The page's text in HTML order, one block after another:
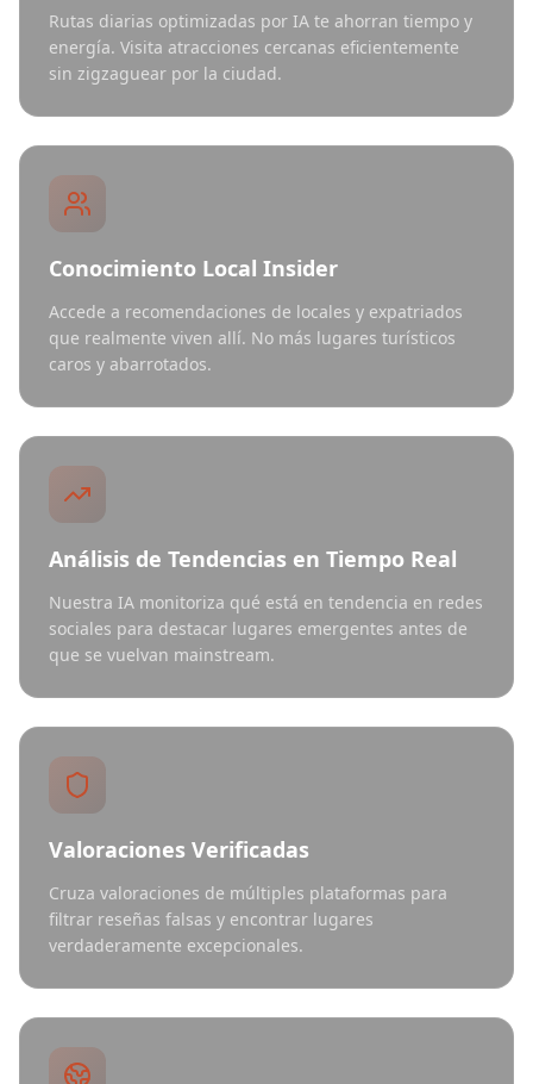
Rutas diarias optimizadas por IA te ahorran tiempo y
energía. Visita atracciones cercanas eficientemente
sin zigzaguear por la ciudad.
Conocimiento Local Insider
Accede a recomendaciones de locales y expatriados
que realmente viven allí. No más lugares turísticos
caros y abarrotados.
Análisis de Tendencias en Tiempo Real
Nuestra IA monitoriza qué está en tendencia en redes
sociales para destacar lugares emergentes antes de
que se vuelvan mainstream.
Valoraciones Verificadas
Cruza valoraciones de múltiples plataformas para
filtrar reseñas falsas y encontrar lugares
verdaderamente excepcionales.